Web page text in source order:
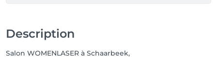
Description
Salon WOMENLASER à Schaarbeek,